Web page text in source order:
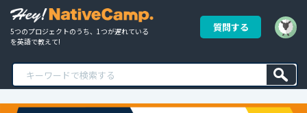
5つのプロジェクトのうち、1つが遅れている
を英語で教えて!
質問する